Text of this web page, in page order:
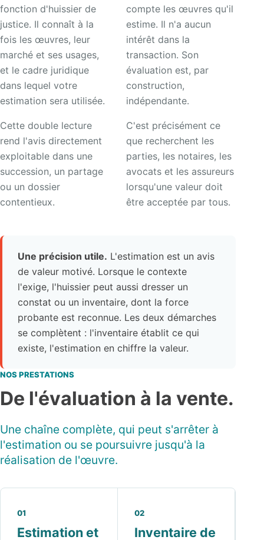
fonction d'huissier de
justice. Il connaît à la
fois les œuvres, leur
marché et ses usages,
et le cadre juridique
dans lequel votre
estimation sera utilisée.
Cette double lecture
rend l'avis directement
exploitable dans une
succession, un partage
ou un dossier
contentieux.
compte les œuvres qu'il
estime. Il n'a aucun
intérêt dans la
transaction. Son
évaluation est, par
construction,
indépendante.
C'est précisément ce
que recherchent les
parties, les notaires, les
avocats et les assureurs
lorsqu'une valeur doit
être acceptée par tous.
Une précision utile. L'estimation est un avis
de valeur motivé. Lorsque le contexte
l'exige, l'huissier peut aussi dresser un
constat ou un inventaire, dont la force
probante est reconnue. Les deux démarches
se complètent : l'inventaire établit ce qui
existe, l'estimation en chiffre la valeur.
NOS PRESTATIONS
De l'évaluation à la vente.
Une chaîne complète, qui peut s'arrêter à
l'estimation ou se poursuivre jusqu'à la
réalisation de l'œuvre.
01
Estimation et
02
Inventaire de